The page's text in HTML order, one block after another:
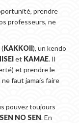
prendre
professeurs, ne
KAKKOII), un kendo
et KAMAE. Il
et prendre le
faut jamais faire
pouvez toujours
NO SEN. En